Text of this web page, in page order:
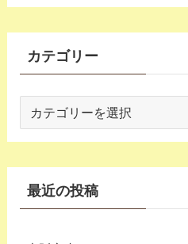
カテゴリー
ゴ
リ
ー
最近の投稿